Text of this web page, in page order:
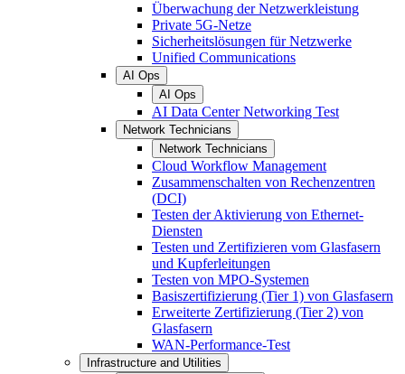
Überwachung der Netzwerkleistung
Private 5G-Netze
Sicherheitslösungen für Netzwerke
Unified Communications
AI Ops
AI Ops
AI Data Center Networking Test
Network Technicians
Network Technicians
Cloud Workflow Management
Zusammenschalten von Rechenzentren
(DCI)
Testen der Aktivierung von Ethernet-
Diensten
Testen und Zertifizieren vom Glasfasern
und Kupferleitungen
Testen von MPO-Systemen
Basiszertifizierung (Tier 1) von Glasfasern
Erweiterte Zertifizierung (Tier 2) von
Glasfasern
WAN-Performance-Test
Infrastructure and Utilities